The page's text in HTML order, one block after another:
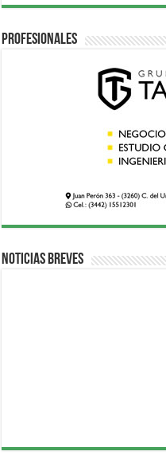
Profesionales
Noticias breves